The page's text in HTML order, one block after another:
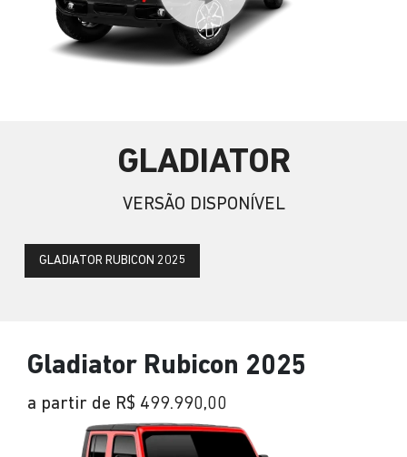
GLADIATOR
VERSÃO DISPONÍVEL
GLADIATOR RUBICON 2025
Gladiator Rubicon 2025
a partir de R$ 499.990,00